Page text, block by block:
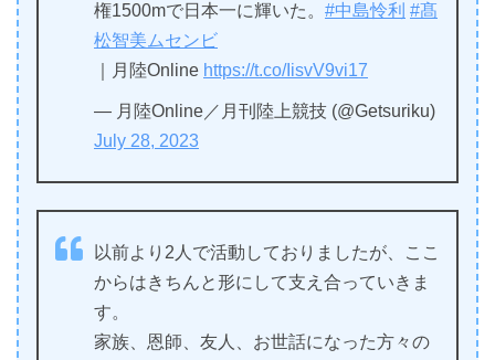
権1500mで日本一に輝いた。 #中島怜利 #髙
松智美ムセンビ
｜月陸Online https://t.co/IisvV9vi17
— 月陸Online／月刊陸上競技 (@Getsuriku)
July 28, 2023
以前より2人で活動しておりましたが、ここ
からはきちんと形にして支え合っていきま
す。
家族、恩師、友人、お世話になった方々の